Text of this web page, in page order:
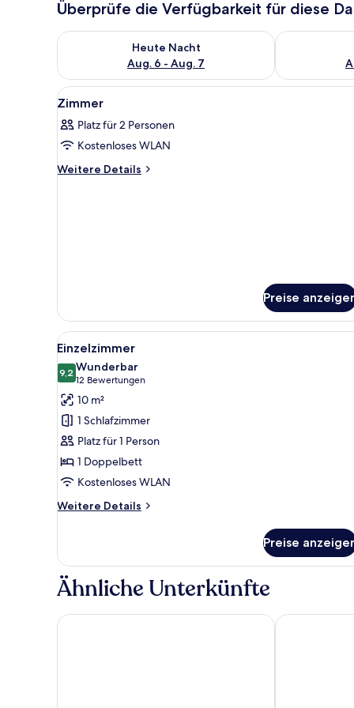
Überprüfe die Verfügbarkeit für diese
Heute Nacht
Aug. 6 - Aug. 7
Überprüfe die Verfügbarkeit für heute Nacht, Aug. 6
Überprüfe
Alle
Fotos
für
Zimmer
anzeigen
Ein Schlafzimmer mit einem
9
Zimmer
Platz für 2 Personen
Kostenloses WLAN
Weitere Details
Weitere
Preise
Alle
Fotos
für
Einzelzimmer
anzeigen
Ein Schlafzimmer mit einem
5
Einzelzimmer
9,29,2 von 10
Wunderbar
12 Bewertungen
(12
Bewertungen)
10 m²
1 Schlafzimmer
Platz für 1 Person
1 Doppelbett
Kostenloses WLAN
Weitere Details
Weitere
Preise
Ähnliche Unterkünfte
Hotel Hjallerup Kro CABINN